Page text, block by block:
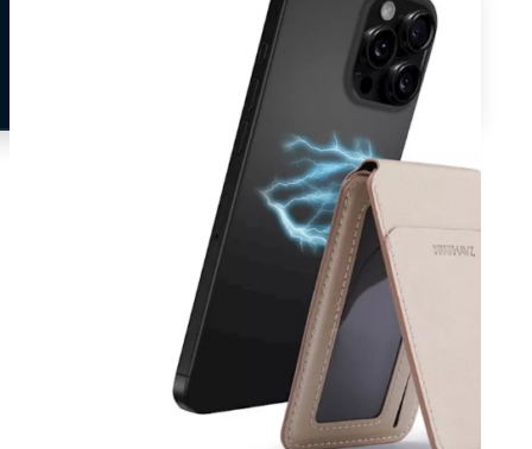
Neem contact op
Veelgestelde vragen